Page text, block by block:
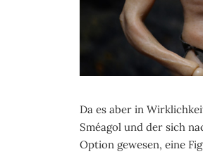
Da es aber in
Sméagol und der sich
Option gewesen, eine